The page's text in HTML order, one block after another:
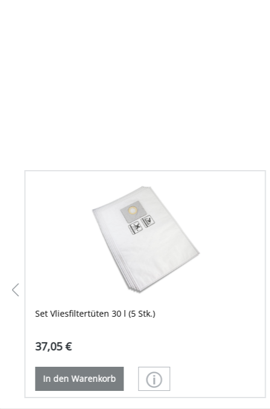
Set Vliesfiltertüten 30 l (5 Stk.)
37,05 €
In den Warenkorb